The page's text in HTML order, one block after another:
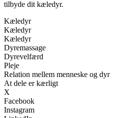
tilbyde dit kæledyr.
Kæledyr
Kæledyr
Kæledyr
Dyremassage
Dyrevelfærd
Pleje
Relation mellem menneske og dyr
At dele er kærligt
X
Facebook
Instagram